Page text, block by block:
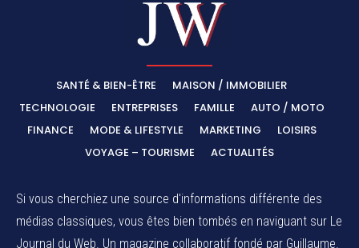
SANTÉ & BIEN-ÊTRE
MAISON / IMMOBILIER
TECHNOLOGIE
ENTREPRISES FAMILLE
AUTO / MOTO
FINANCE
MODE & LIFESTYLE MARKETING
LOISIRS
VOYAGE – TOURISME
ACTUALITÉS
Si vous cherchiez une source d'informations différente des
médias classiques, vous êtes bien tombés en naviguant sur Le
Journal du Web. Un magazine collaboratif fondé par Guillaume.